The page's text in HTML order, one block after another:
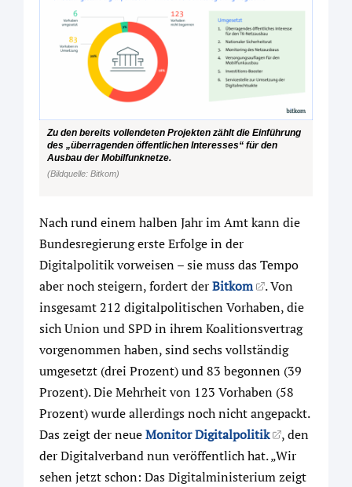
Zu den bereits vollendeten Projekten zählt die Einführung
des „überragenden öffentlichen Interesses“ für den
Ausbau der Mobilfunknetze.
(Bildquelle: Bitkom)
Nach rund einem halben Jahr im Amt kann die
Bundesregierung erste Erfolge in der
Digitalpolitik vorweisen – sie muss das Tempo
aber noch steigern, fordert derBitkom
. Von
insgesamt 212 digitalpolitischen Vorhaben, die
sich Union und SPD in ihrem Koalitionsvertrag
vorgenommen haben, sind sechs vollständig
umgesetzt (drei Prozent) und 83 begonnen (39
Prozent). Die Mehrheit von 123 Vorhaben (58
Prozent) wurde allerdings noch nicht angepackt.
Das zeigt der neueMonitor Digitalpolitik
, den
der Digitalverband nun veröffentlich hat. „Wir
sehen jetzt schon: Das Digitalministerium zeigt